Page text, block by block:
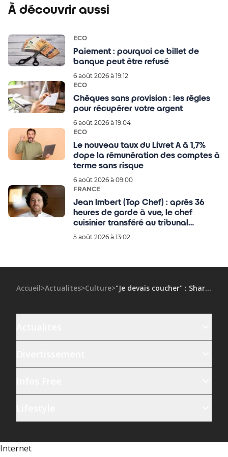
À découvrir aussi
ECO
Paiement : pourquoi ce billet de
banque peut être refusé
6 août 2026 à 19:12
ECO
Chèques sans provision : les règles
pour récupérer votre argent
6 août 2026 à 19:04
ECO
Le nouveau taux du Livret A à 1,7%
dope la rémunération des comptes à
terme sans risque
6 août 2026 à 09:00
FRANCE
Jean Imbert (Top Chef) : après 36
heures de garde à vue, le chef
cuisinier transféré au tribunal
judiciaire de Paris, tous les détails !
5 août 2026 à 13:02
Accueil>Actualites>Culture> "Je devais coucher" : Sharon Stone balance un (très célèbre) "porc" de producteur
Internet